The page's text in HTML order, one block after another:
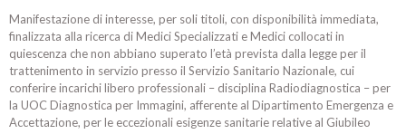
Manifestazione di interesse, per soli titoli, con disponibilità immediata,
finalizzata alla ricerca di Medici Specializzati e Medici collocati in
quiescenza che non abbiano superato l’età prevista dalla legge per il
trattenimento in servizio presso il Servizio Sanitario Nazionale, cui
conferire incarichi libero professionali – disciplina Radiodiagnostica – per
la UOC Diagnostica per Immagini, afferente al Dipartimento Emergenza e
Accettazione, per le eccezionali esigenze sanitarie relative al Giubileo